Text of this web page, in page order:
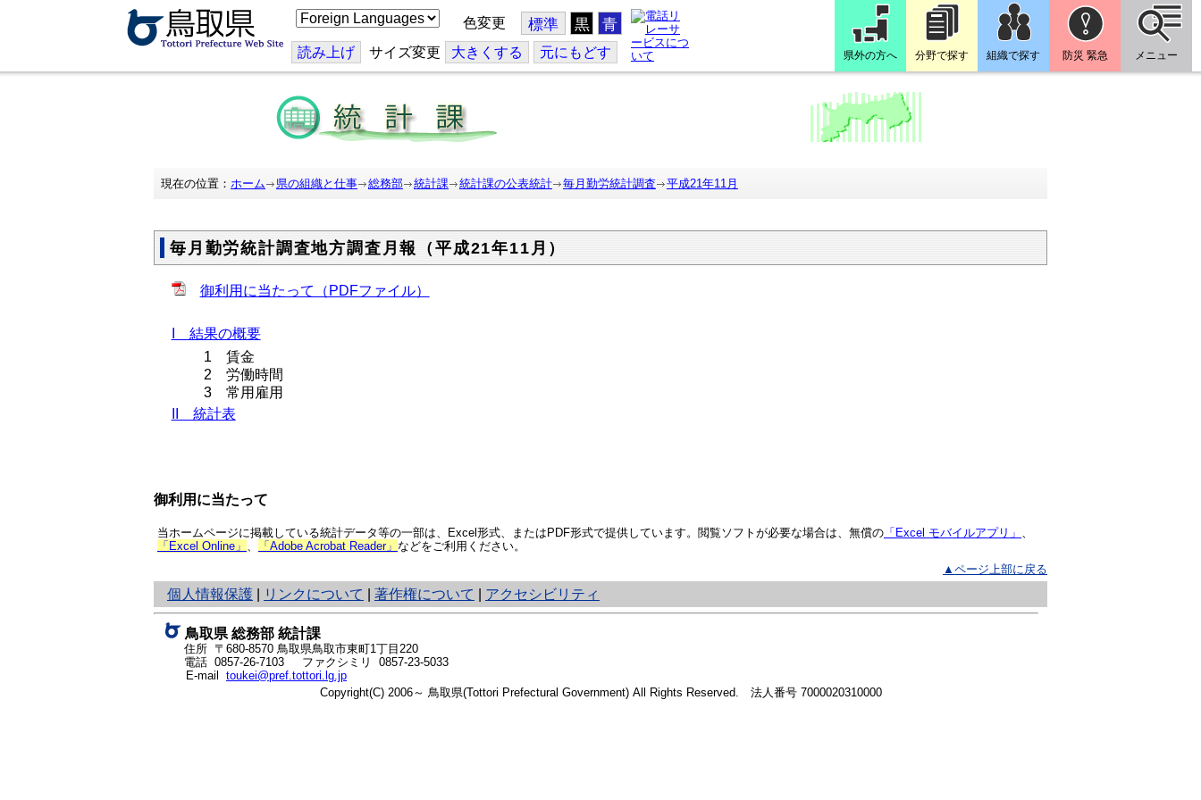
こ
の
ジ
を
訳
す
る
色変更 標準 黒 青
読み上げ サイズ変更 大きくする 元にもどす 県外の方へ 分野で探す 組織で探す 防災 緊急 メニュー
現在の位置： ホーム 県の組織と仕事 総務部 統計課 統計課の公表統計 毎月勤労統計調査 平成21年11月
毎月勤労統計調査地方調査月報（平成21年11月）
御利用に当たって（PDFファイル）
I 結果の概要
1 賃金
2 労働時間
3 常用雇用
II 統計表
御利用に当たって
当ホームページに掲載している統計データ等の一部は、Excel形式、またはPDF形式で提供しています。閲覧ソフトが必要な場合は、無償の 「Excel モバイルアプリ」
「Excel Online」
「Adobe Acrobat Reader」 などをご利用ください。
▲ページ上部に戻る
個人情報保護
と
り
ネ
ッ
ト
へ
リンクについて 著作権について アクセシビリティ
鳥取県 総務部 統計課
住所 〒680-8570 鳥取県鳥取市東町1丁目220
電話 0857-26-7103
ファクシミリ 0857-23-5033
E-mail toukei@pref.tottori.lg.jp
Copyright(C) 2006～ 鳥取県(Tottori Prefectural Government) All Rights Reserved. 法人番号 7000020310000